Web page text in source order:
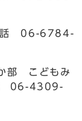
06-6784-
部 こどもみ
06-4309-